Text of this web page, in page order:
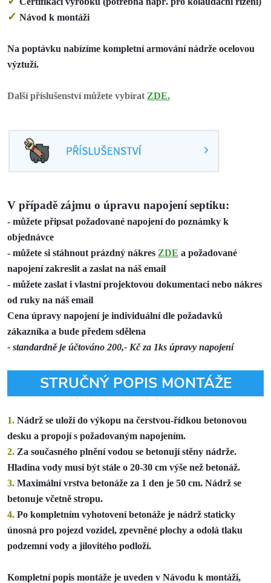
✓ Návod k montáži
Na poptávku nabízíme kompletní armování nádrže ocelovou
výztuží.
Další příslušenství můžete vybírat ZDE.
V případě zájmu o úpravu napojení septiku:
- můžete připsat požadované napojení do poznámky k
objednávce
- můžete si stáhnout prázdný nákres ZDE a požadované
napojení zakreslit a zaslat na náš email
- můžete zaslat i vlastní projektovou dokumentaci nebo nákres
od ruky na náš email
Cena úpravy napojení je individuální dle požadavků
zákazníka a bude předem sdělena
- standardně je účtováno 200,- Kč za 1ks úpravy napojení
STRUČNÝ POPIS MONTÁŽE
1. Nádrž se uloží do výkopu na čerstvou-řídkou betonovou
desku a propojí s požadovaným napojením.
2. Za současného plnění vodou se betonují stěny nádrže.
Hladina vody musí být stále o 20-30 cm výše než betonáž.
3. Maximální vrstva betonáže za 1 den je 50 cm. Nádrž se
betonuje včetně stropu.
4. Po kompletním vyhotovení betonáže je nádrž staticky
únosná pro pojezd vozidel, zpevněné plochy a odolá tlaku
podzemní vody a jílovitého podloží.
Kompletní popis montáže je uveden v Návodu k montáži,